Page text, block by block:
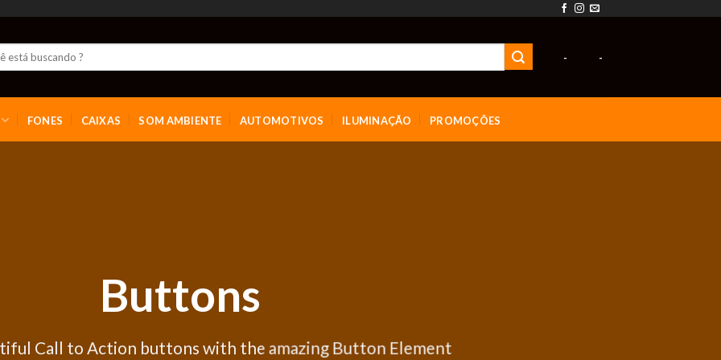
- -
FONES CAIXAS SOM AMBIENTE AUTOMOTIVOS ILUMINAÇÃO PROMOÇÕES
Buttons
Call to Action buttons with the amazing Button Element